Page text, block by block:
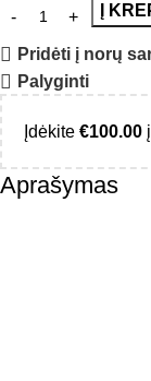
Į
Pridėti į norų
Palyginti
Įdėkite €100.00
Aprašymas